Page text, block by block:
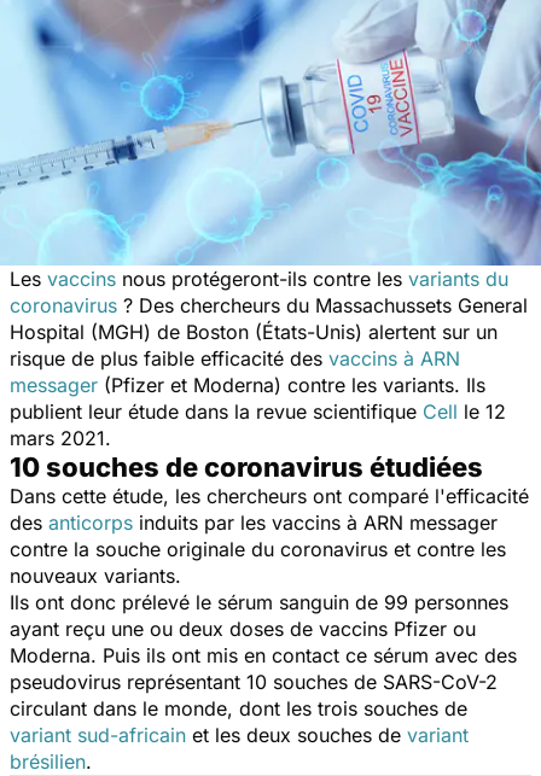
Les vaccins nous protégeront-ils contre les variants du
coronavirus ? Des chercheurs du Massachussets General
Hospital (MGH) de Boston (États-Unis) alertent sur un
risque de plus faible efficacité des vaccins à ARN
messager (Pfizer et Moderna) contre les variants. Ils
publient leur étude dans la revue scientifique Cell le 12
mars 2021.
10 souches de coronavirus étudiées
Dans cette étude, les chercheurs ont comparé l'efficacité
des anticorps induits par les vaccins à ARN messager
contre la souche originale du coronavirus et contre les
nouveaux variants.
Ils ont donc prélevé le sérum sanguin de 99 personnes
ayant reçu une ou deux doses de vaccins Pfizer ou
Moderna. Puis ils ont mis en contact ce sérum avec des
pseudovirus représentant 10 souches de SARS-CoV-2
circulant dans le monde, dont les trois souches de
variant sud-africain et les deux souches de variant
brésilien.